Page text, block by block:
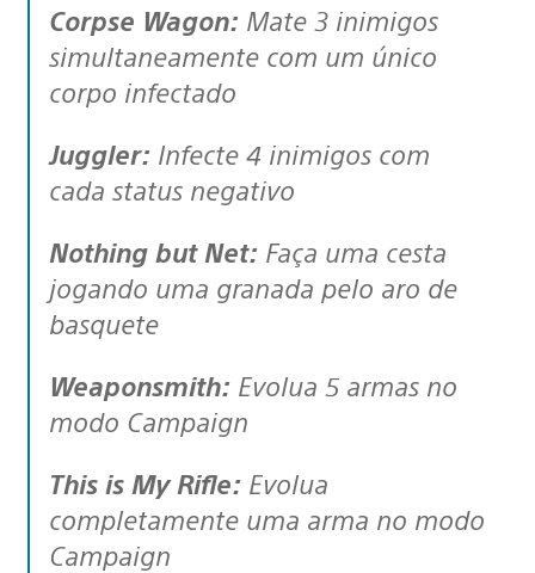
Corpse Wagon: Mate 3 inimigos
simultaneamente com um único
corpo infectado
Juggler: Infecte 4 inimigos com
cada status negativo
Nothing but Net: Faça uma cesta
jogando uma granada pelo aro de
basquete
Weaponsmith: Evolua 5 armas no
modo Campaign
This is My Rifle: Evolua
completamente uma arma no modo
Campaign